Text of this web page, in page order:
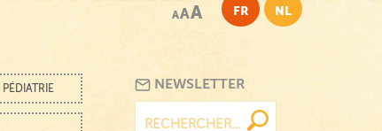
AAA FR NL
NEWSLETTER